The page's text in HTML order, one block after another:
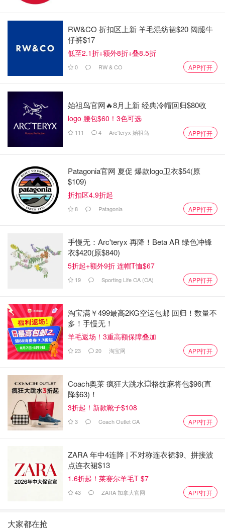
RW&CO 折扣区上新 羊毛混纺裙$20 阔腿牛
仔裤$17
低至2.1折+额外8折+叠8.5折
0 RW & CO APP打开
始祖鸟官网🔥8月上新 经典冷帽回归$80收
logo 腰包$60！3色可选
111 4 Arc'teryx 始祖鸟 APP打开
Patagonia官网 夏促 爆款logo卫衣$54(原
$109)
折扣区4.9折起
8 Patagonia APP打开
手慢无：Arc'teryx 再降！Beta AR 绿色冲锋
衣$420(原$840)
5折起+额外9折 连帽T恤$67
19 Sporting Life CA (CA) APP打开
淘宝满￥499最高2KG空运包邮 回归！数量不
多！手慢无！
羊毛返场！3重高额保障叠加
23 20 淘宝网 APP打开
Coach奥莱 疯狂大跳水💥格纹麻将包$96(直
降$63)！
3折起！新款靴子$108
3 Coach Outlet CA APP打开
ZARA 年中4连降 | 不对称连衣裙$9、拼接波
点连衣裙$13
1.6折起！莱赛尔羊毛T $7
43 ZARA 加拿大官网 APP打开
大家都在抢